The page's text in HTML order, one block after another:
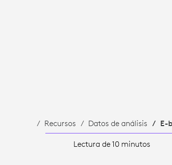
Recursos Datos de análisis E-
Lectura de 10 minutos